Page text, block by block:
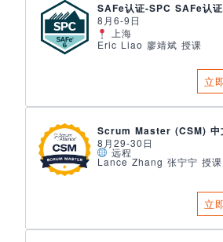
SAFe认证-SPC SAFe认
8月6-9日
上海
Eric Liao 廖靖斌 授课
立
Scrum Master (CSM) 中
8月29-30日
远程
Lance Zhang 张宁宁 授课
立